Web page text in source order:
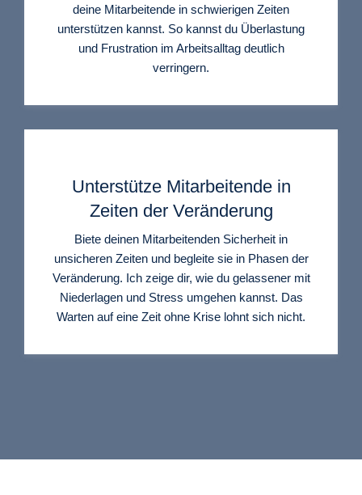
deine Mitarbeitende in schwierigen Zeiten
unterstützen kannst. So kannst du Überlastung
und Frustration im Arbeitsalltag deutlich
verringern.
Unterstütze Mitarbeitende in
Zeiten der Veränderung
Biete deinen Mitarbeitenden Sicherheit in
unsicheren Zeiten und begleite sie in Phasen der
Veränderung. Ich zeige dir, wie du gelassener mit
Niederlagen und Stress umgehen kannst. Das
Warten auf eine Zeit ohne Krise lohnt sich nicht.